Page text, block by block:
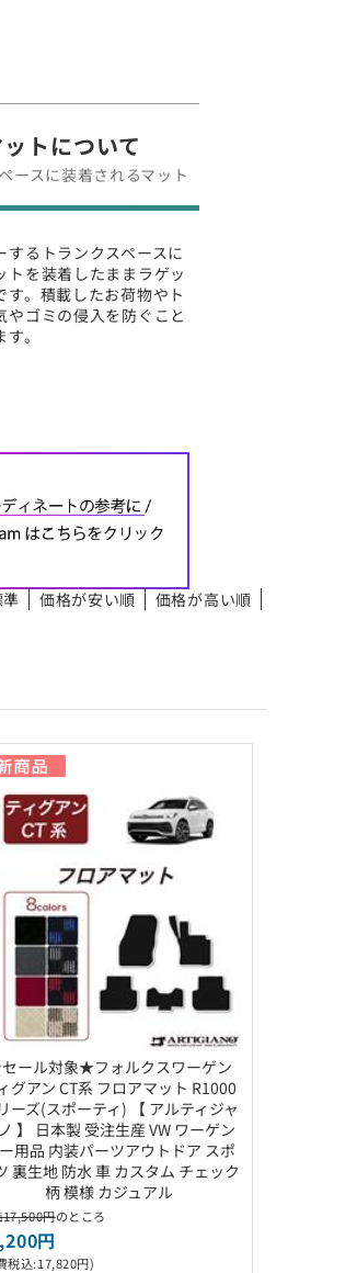
トについて
ースに装着されるマット
するトランクスペースに
トを装着したままラゲッ
す。積載したお荷物やト
やゴミの侵入を防ぐこと
。
価格が安い順 価格が高い順
ール対象★フォルクスワーゲン
グアン CT系 フロアマット R1000
ーズ(スポーティ) 【 アルティジャ
】 日本製 受注生産 VW ワーゲン
用品 内装パーツアウトドア スポ
裏生地 防水 車 カスタム チェック
柄 模様 カジュアル
17,500円のところ
円
税込:17,820円)